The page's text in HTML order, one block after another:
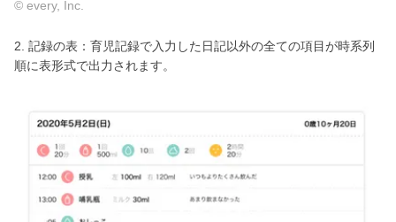
© every, Inc.
2. 記録の表：育児記録で入力した日記以外の全ての項目が時系列
順に表形式で出力されます。